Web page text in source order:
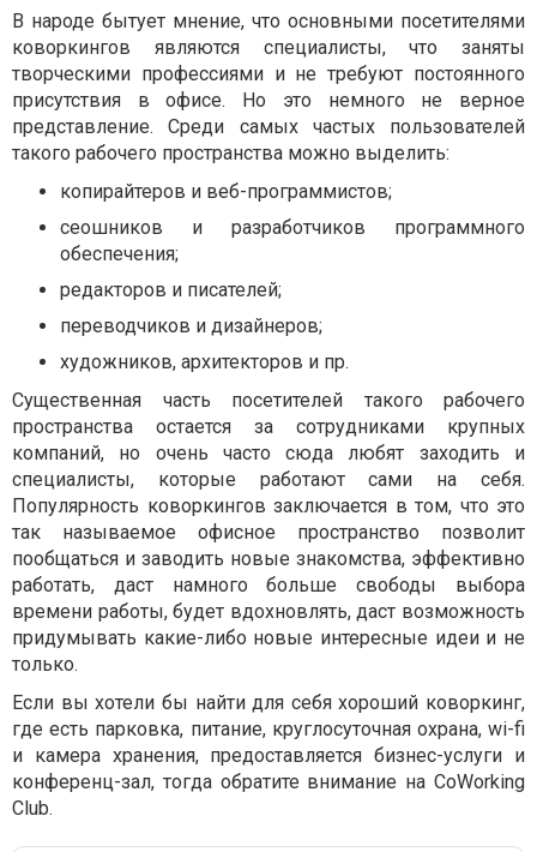
В народе бытует мнение, что основными посетителями
коворкингов являются специалисты, что заняты
творческими профессиями и не требуют постоянного
присутствия в офисе. Но это немного не верное
представление. Среди самых частых пользователей
такого рабочего пространства можно выделить:
копирайтеров и веб-программистов;
сеошников и разработчиков программного
обеспечения;
редакторов и писателей;
переводчиков и дизайнеров;
художников, архитекторов и пр.
Существенная часть посетителей такого рабочего
пространства остается за сотрудниками крупных
компаний, но очень часто сюда любят заходить и
специалисты, которые работают сами на себя.
Популярность коворкингов заключается в том, что это
так называемое офисное пространство позволит
пообщаться и заводить новые знакомства, эффективно
работать, даст намного больше свободы выбора
времени работы, будет вдохновлять, даст возможность
придумывать какие-либо новые интересные идеи и не
только.
Если вы хотели бы найти для себя хороший коворкинг,
где есть парковка, питание, круглосуточная охрана, wi-fi
и камера хранения, предоставляется бизнес-услуги и
конференц-зал, тогда обратите внимание на CoWorking
Club.